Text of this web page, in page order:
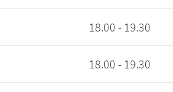
18.00 - 19.30
18.00 - 19.30